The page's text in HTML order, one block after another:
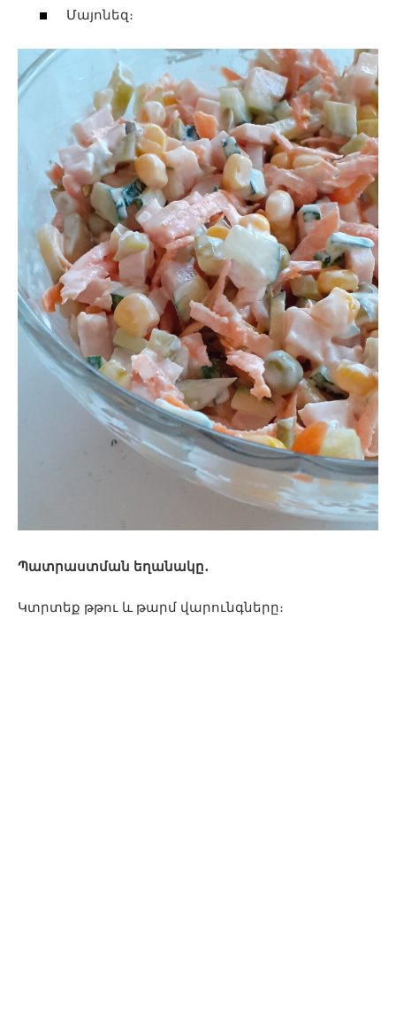
Մայոնեզ։
Պատրաստման եղանակը․
Կտրտեք թթու և թարմ վարունգները։